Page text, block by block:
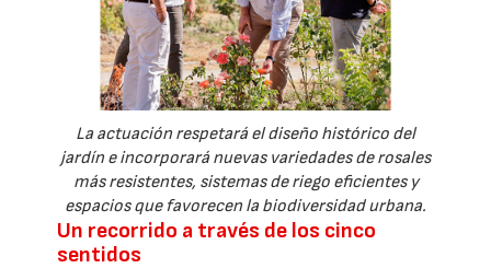
La actuación respetará el diseño histórico del
jardín e incorporará nuevas variedades de rosales
más resistentes, sistemas de riego eficientes y
espacios que favorecen la biodiversidad urbana.
Un recorrido a través de los cinco
sentidos